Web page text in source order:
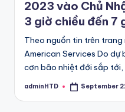
2023 vào Chủ
3 giờ chiều đến 7
Theo nguồn tin trên
American Services Do
cơn bão nhiệt đới sắp
Posted
adminHTD September